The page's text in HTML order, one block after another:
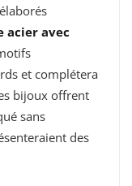
acier avec
et complétera
bijoux offrent
sans
des